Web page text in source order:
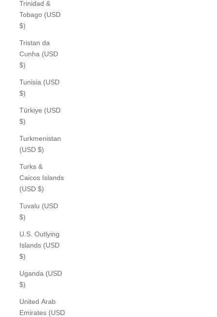
Trinidad &
Tobago (USD
$)
Tristan da
Cunha (USD
$)
Tunisia (USD
$)
Türkiye (USD
$)
Turkmenistan
(USD $)
Turks &
Caicos Islands
(USD $)
Tuvalu (USD
$)
U.S. Outlying
Islands (USD
$)
Uganda (USD
$)
United Arab
Emirates (USD